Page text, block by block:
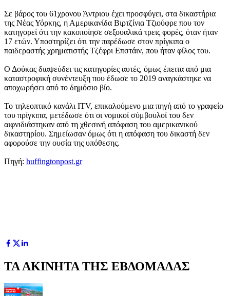
Σε βάρος του 61χρονου Άντριου έχει προσφύγει, στα δικαστήρια
της Νέας Υόρκης, η Αμερικανίδα Βιρτζίνια Τζιούφρε που τον
κατηγορεί ότι την κακοποίησε σεξουαλικά τρεις φορές, όταν ήταν
17 ετών. Υποστηρίζει ότι την παρέδωσε στον πρίγκιπα ο
παιδεραστής χρηματιστής Τζέφρι Επστάιν, που ήταν φίλος του.
Ο Δούκας διαψεύδει τις κατηγορίες αυτές, όμως έπειτα από μια
καταστροφική συνέντευξη που έδωσε το 2019 αναγκάστηκε να
αποχωρήσει από το δημόσιο βίο.
Το τηλεοπτικό κανάλι ITV, επικαλούμενο μια πηγή από το γραφείο
του πρίγκιπα, μετέδωσε ότι οι νομικοί σύμβουλοί του δεν
αιφνιδιάστηκαν από τη χθεσινή απόφαση του αμερικανικού
δικαστηρίου. Σημείωσαν όμως ότι η απόφαση του δικαστή δεν
αφορούσε την ουσία της υπόθεσης.
Πηγή: huffingtonpost.gr
ΤΑ ΑΚΙΝΗΤΑ ΤΗΣ ΕΒΔΟΜΑΔΑΣ